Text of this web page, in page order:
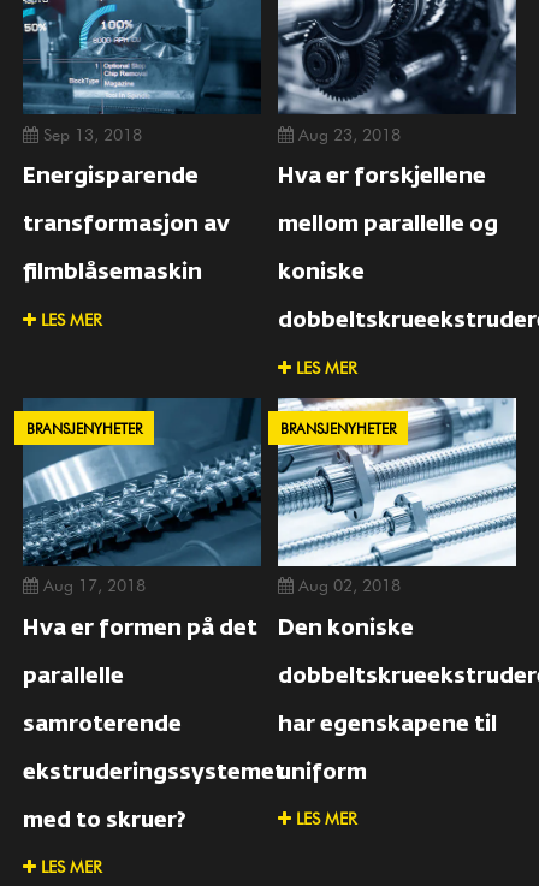
Sep 13, 2018
Energisparende
transformasjon av
filmblåsemaskin
LES MER
Aug 23, 2018
Hva er forskjellene
mellom parallelle og
koniske
LES MER
BRANSJENYHETER
Aug 17, 2018
Hva er formen på det
parallelle
samroterende
ekstruderingssystemet
med to skruer?
LES MER
BRANSJENYHETER
Aug 02, 2018
Den koniske
har egenskapene til
uniform
LES MER